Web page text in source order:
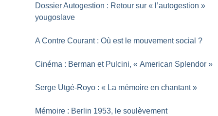
Dossier Autogestion : Retour sur « l’autogestion »
yougoslave
A Contre Courant : Où est le mouvement social ?
Cinéma : Berman et Pulcini, « American Splendor »
Serge Utgé-Royo : « La mémoire en chantant »
Mémoire : Berlin 1953, le soulèvement